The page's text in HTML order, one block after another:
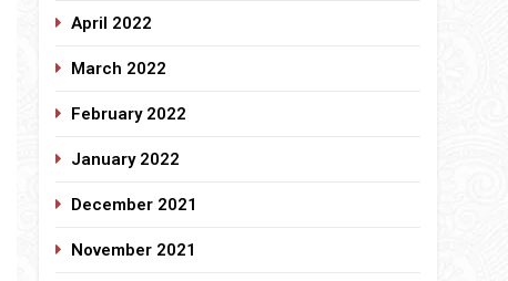
April 2022
March 2022
February 2022
January 2022
December 2021
November 2021